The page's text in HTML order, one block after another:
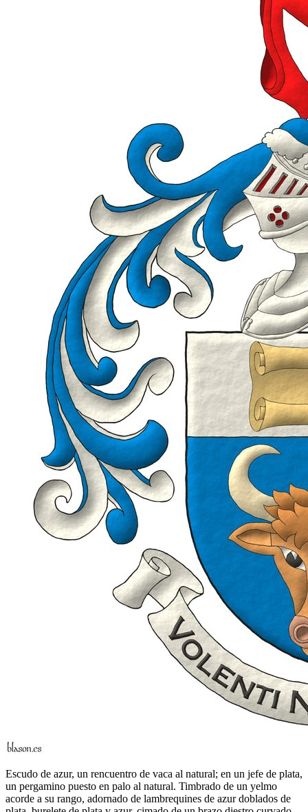
Escudo de azur, un rencuentro de vaca al natural; en un jefe de plata,
un pergamino puesto en palo al natural. Timbrado de un yelmo
acorde a su rango, adornado de lambrequines de azur doblados de